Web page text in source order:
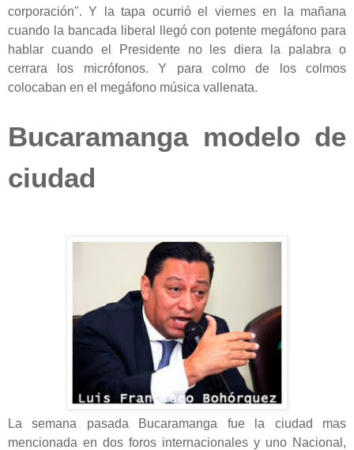
corporación". Y la tapa ocurrió el viernes en la mañana
cuando la bancada liberal llegó con potente megáfono para
hablar cuando el Presidente no les diera la palabra o
cerrara los micrófonos. Y para colmo de los colmos
colocaban en el megáfono música vallenata.
Bucaramanga modelo de
ciudad
La semana pasada Bucaramanga fue la ciudad mas
mencionada en dos foros internacionales y uno Nacional,